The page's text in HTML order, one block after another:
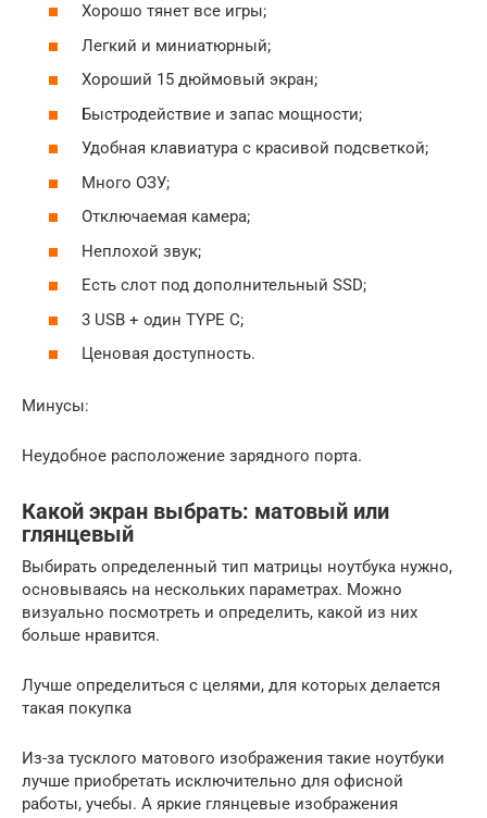
Хорошо тянет все игры;
Легкий и миниатюрный;
Хороший 15 дюймовый экран;
Быстродействие и запас мощности;
Удобная клавиатура с красивой подсветкой;
Много ОЗУ;
Отключаемая камера;
Неплохой звук;
Есть слот под дополнительный SSD;
3 USB + один TYPE C;
Ценовая доступность.
Минусы:
Неудобное расположение зарядного порта.
Какой экран выбрать: матовый или
глянцевый
Выбирать определенный тип матрицы ноутбука нужно,
основываясь на нескольких параметрах. Можно
визуально посмотреть и определить, какой из них
больше нравится.
Лучше определиться с целями, для которых делается
такая покупка
Из-за тусклого матового изображения такие ноутбуки
лучше приобретать исключительно для офисной
работы, учебы. А яркие глянцевые изображения